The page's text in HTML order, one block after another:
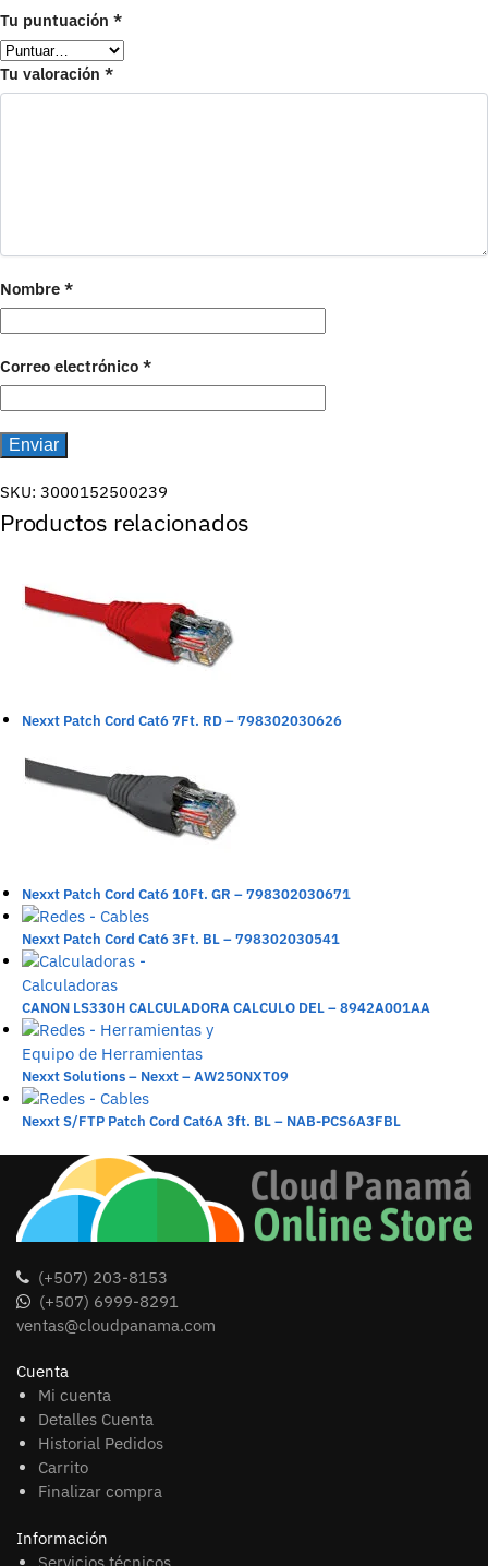
Tu puntuación *
Tu valoración *
Nombre *
Correo electrónico *
SKU: 3000152500239
Productos relacionados
Nexxt Patch Cord Cat6 7Ft. RD – 798302030626
Nexxt Patch Cord Cat6 10Ft. GR – 798302030671
Nexxt Patch Cord Cat6 3Ft. BL – 798302030541
CANON LS330H CALCULADORA CALCULO DEL – 8942A001AA
Nexxt Solutions – Nexxt – AW250NXT09
Nexxt S/FTP Patch Cord Cat6A 3ft. BL – NAB-PCS6A3FBL
(+507) 203-8153
(+507) 6999-8291
ventas@cloudpanama.com
Cuenta
Mi cuenta
Detalles Cuenta
Historial Pedidos
Carrito
Finalizar compra
Información